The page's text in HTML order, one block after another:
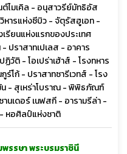
ไมเคิล - อนุสาวรีย์มัทธิอัส
หารแห่งซีบิว - จัตุรัสฮูเอท -
รียนแห่งแรกของประเทศ
ปราสาทเปเลส - อาคาร
ติ - โอเปร่าเฮ้าส์ - โรงทหาร
โก้ - ปราสาทซารีเวทส์ - โรง
น - สุเหร่าโบราณ - พิพิธภัณฑ์
นเดอร์ เนฟสกี - อารามรีล่า -
- หอศิลป์แห่งชาติ
รรษา พระบรมราชินี